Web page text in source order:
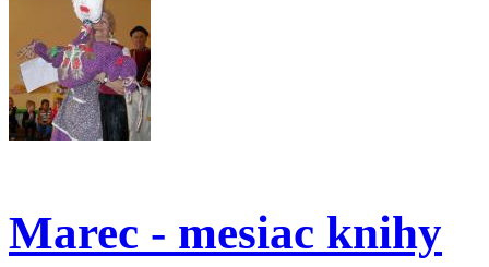
Marec - mesiac knihy